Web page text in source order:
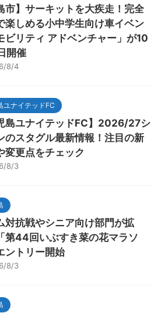
市】サーキットを大疾走！完全
楽しめる小中学生向け車イベン
ビリティ アドベンチャー」が10
開催
8/4
ユナイテッドFC
島ユナイテッドFC】2026/27シ
のスタグル最新情報！注目の新
変更点をチェック
8/3
対抗戦やシニア向け部門が拡
44回いぶすき菜の花マラソ
ントリー開始
8/3